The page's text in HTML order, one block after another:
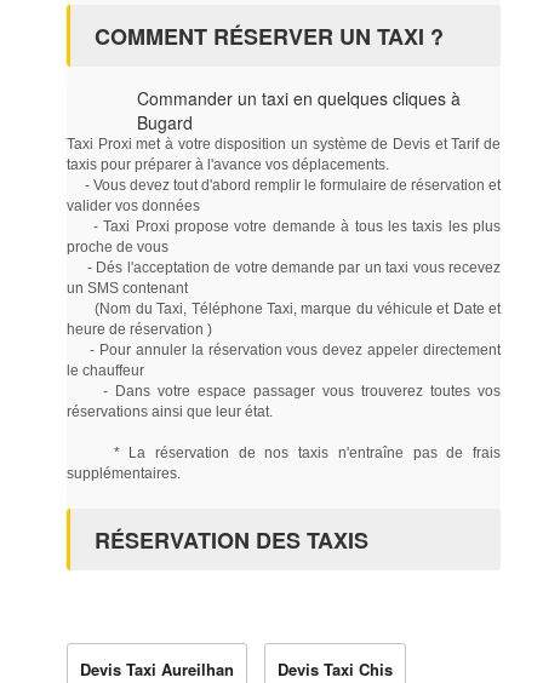
COMMENT RÉSERVER UN TAXI ?
Commander un taxi en quelques cliques à
Bugard
Taxi Proxi met à votre disposition un système de Devis et Tarif de
taxis pour préparer à l'avance vos déplacements.
- Vous devez tout d'abord remplir le formulaire de réservation et
valider vos données
- Taxi Proxi propose votre demande à tous les taxis les plus
proche de vous
- Dés l'acceptation de votre demande par un taxi vous recevez
un SMS contenant
(Nom du Taxi, Téléphone Taxi, marque du véhicule et Date et
heure de réservation )
- Pour annuler la réservation vous devez appeler directement
le chauffeur
- Dans votre espace passager vous trouverez toutes vos
réservations ainsi que leur état.
* La réservation de nos taxis n'entraîne pas de frais
supplémentaires.
RÉSERVATION DES TAXIS
Devis Taxi Aureilhan Devis Taxi Chis